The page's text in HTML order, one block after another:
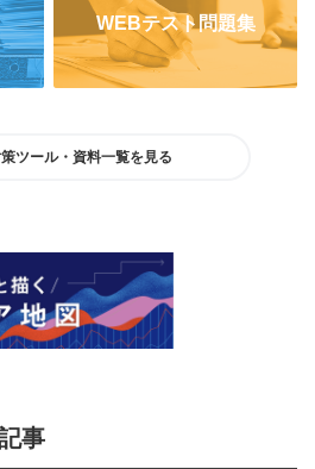
WEBテスト問題集
ツール・資料一覧を見る
事